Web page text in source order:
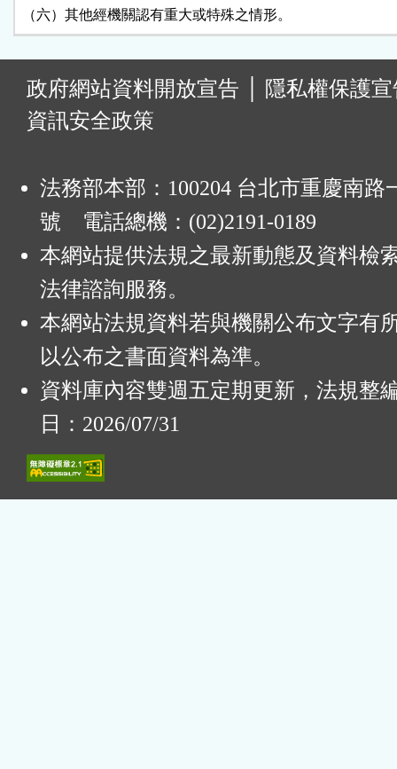
（六）其他經機關認有重大或特殊之情形。
政府網站資料開放宣告
隱私權保護
資訊安全政策
法務部本部：100204 台北市重慶南路
號 電話總機：(02)2191-0189
本網站提供法規之最新動態及資料檢
法律諮詢服務。
本網站法規資料若與機關公布文字有
以公布之書面資料為準。
資料庫內容雙週五定期更新，法規整
日：2026/07/31